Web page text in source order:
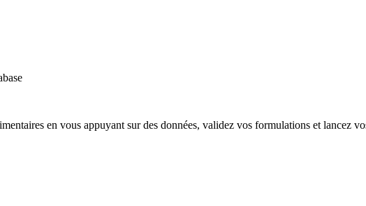
en vous appuyant sur des données, validez vos formulations et lancez